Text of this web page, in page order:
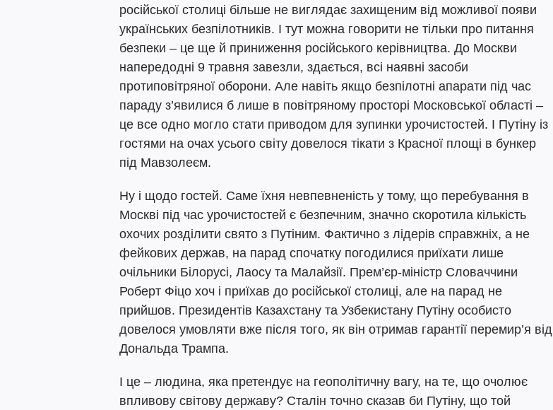
російської столиці більше не виглядає захищеним від можливої появи
українських безпілотників. І тут можна говорити не тільки про питання
безпеки – це ще й приниження російського керівництва. До Москви
напередодні 9 травня завезли, здається, всі наявні засоби
протиповітряної оборони. Але навіть якщо безпілотні апарати під час
параду з’явилися б лише в повітряному просторі Московської області –
це все одно могло стати приводом для зупинки урочистостей. І Путіну із
гостями на очах усього світу довелося тікати з Красної площі в бункер
під Мавзолеєм.
Ну і щодо гостей. Саме їхня невпевненість у тому, що перебування в
Москві під час урочистостей є безпечним, значно скоротила кількість
охочих розділити свято з Путіним. Фактично з лідерів справжніх, а не
фейкових держав, на парад спочатку погодилися приїхати лише
очільники Білорусі, Лаосу та Малайзії. Прем’єр-міністр Словаччини
Роберт Фіцо хоч і приїхав до російської столиці, але на парад не
прийшов. Президентів Казахстану та Узбекистану Путіну особисто
довелося умовляти вже після того, як він отримав гарантії перемир’я від
Дональда Трампа.
І це – людина, яка претендує на геополітичну вагу, на те, що очолює
впливову світову державу? Сталін точно сказав би Путіну, що той